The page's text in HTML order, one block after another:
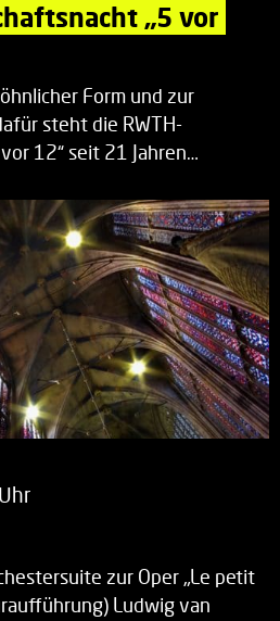
„5 vor
Form und zur
steht die RWTH-
12“ seit 21 Jahren…
zur Oper „Le petit
Ludwig van